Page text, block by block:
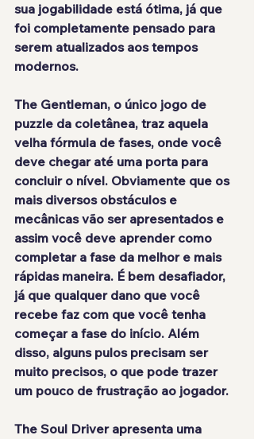
sua jogabilidade está ótima, já que
foi completamente pensado para
serem atualizados aos tempos
modernos.
The Gentleman, o único jogo de
puzzle da coletânea, traz aquela
velha fórmula de fases, onde você
deve chegar até uma porta para
concluir o nível. Obviamente que os
mais diversos obstáculos e
mecânicas vão ser apresentados e
assim você deve aprender como
completar a fase da melhor e mais
rápidas maneira. É bem desafiador,
já que qualquer dano que você
recebe faz com que você tenha
começar a fase do início. Além
disso, alguns pulos precisam ser
muito precisos, o que pode trazer
um pouco de frustração ao jogador.
The Soul Driver apresenta uma